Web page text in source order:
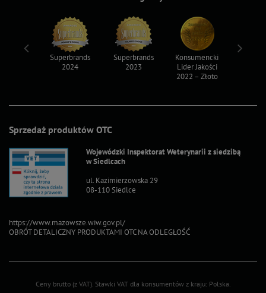
Sprzedaż produktów OTC
Wojewódzki Inspektorat Weterynarii z siedzibą
w Siedlcach
ul. Kazimierzowska 29
08-110 Siedlce
https://www.mazowsze.wiw.gov.pl/
OBRÓT DETALICZNY PRODUKTAMI OTC NA ODLEGŁOŚĆ
Superbrands
2024
Superbrands
2023
Konsumencki
Lider Jakości
2022 – Złoto
Ceny brutto (z VAT). Stawki VAT dla konsumentów z kraju: Polska.